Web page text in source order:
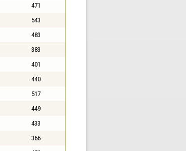
471
543
483
383
401
440
517
449
433
366